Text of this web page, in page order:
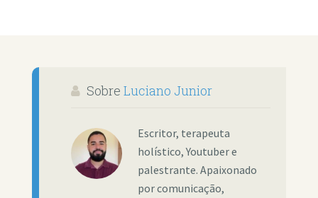
Sobre Luciano Junior
Escritor, terapeuta
holístico, Youtuber e
palestrante. Apaixonado
por comunicação,